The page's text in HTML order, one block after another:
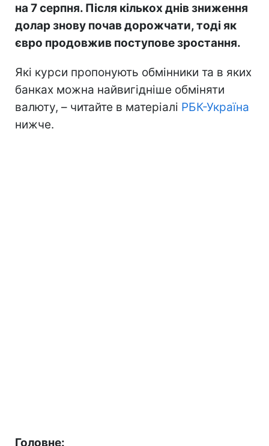
на 7 серпня. Після кількох днів зниження
долар знову почав дорожчати, тоді як
євро продовжив поступове зростання.
Які курси пропонують обмінники та в яких
банках можна найвигідніше обміняти
валюту, – читайте в матеріалі РБК-Україна
нижче.
Головне: